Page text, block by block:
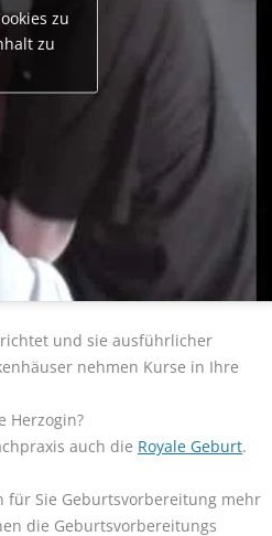
zu
zu
und sie ausführlicher
nehmen Kurse in Ihre
Herzogin?
auch die Royale Geburt.
für Sie Geburtsvorbereitung mehr
die Geburtsvorbereitungs